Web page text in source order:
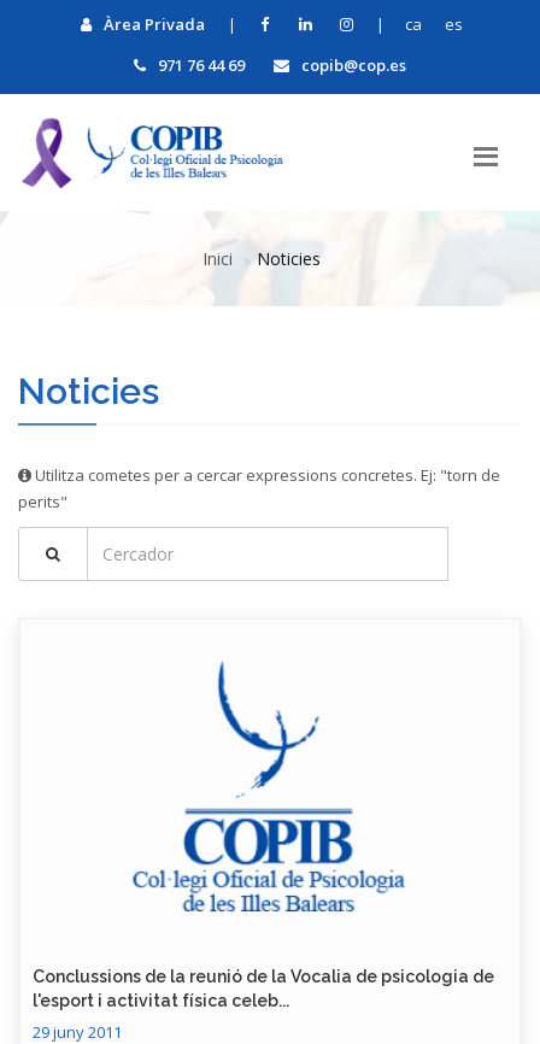
Àrea Privada | | ca
es
971 76 44 69
copib@cop.es
Inici Noticies
Noticies
Utilitza cometes per a cercar expressions concretes. Ej: "torn de
perits"
Conclussions de la reunió de la Vocalia de psicologia de
l'esport i activitat física celeb...
29 juny 2011